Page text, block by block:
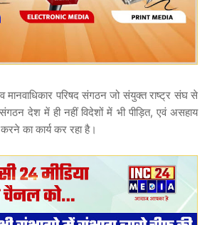
मानवाधिकार परिषद संगठन जो संयुक्त राष्ट्र संघ से
देश में ही नहीं विदेशों में भी पीड़ित, एवं असहाय
का कार्य कर रहा है।